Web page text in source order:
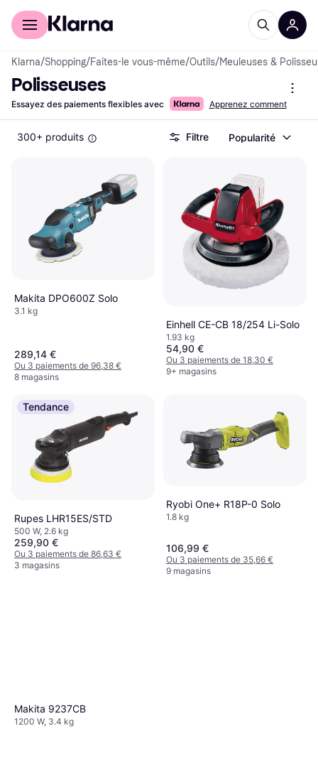
Acheter avec Klarna
Klarna/Shopping/Faites-le vous-même/Outils/Meuleuses &
Polisseuses
Essayez des paiements flexibles avec Apprenez comment
300+ produits Filtre Popularité
Makita DPO600Z Solo
3.1 kg
289,14 €
Ou 3 paiements de 96,38 €
8 magasins
Einhell CE-CB 18/254 Li-Solo
1.93 kg
54,90 €
Ou 3 paiements de 18,30 €
9+ magasins
Tendance
Rupes LHR15ES/STD
500 W, 2.6 kg
259,90 €
Ou 3 paiements de 86,63 €
3 magasins
Ryobi One+ R18P-0 Solo
1.8 kg
106,99 €
Ou 3 paiements de 35,66 €
9 magasins
Makita 9237CB
1200 W, 3.4 kg